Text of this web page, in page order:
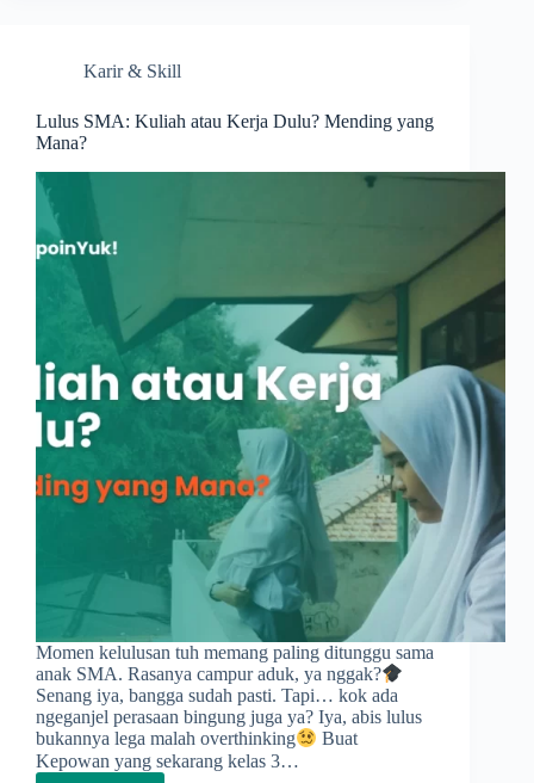
Tahu!
Karir & Skill
Lulus SMA: Kuliah atau Kerja Dulu? Mending yang
Mana?
Momen kelulusan tuh memang paling ditunggu sama
anak SMA. Rasanya campur aduk, ya nggak?
Senang iya, bangga sudah pasti. Tapi… kok ada
ngeganjel perasaan bingung juga ya? Iya, abis lulus
bukannya lega malah overthinking
Buat
Kepowan yang sekarang kelas 3…